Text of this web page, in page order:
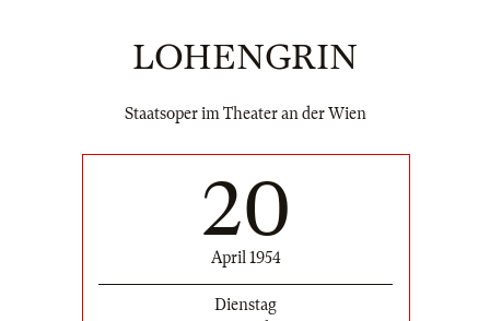
LOHENGRIN
Staatsoper im Theater an der Wien
20
April 1954
Dienstag